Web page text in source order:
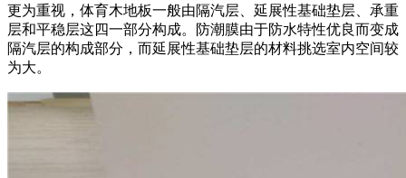
更为重视，体育木地板一般由隔汽层、延展性基础垫层、承重
层和平稳层这四一部分构成。防潮膜由于防水特性优良而变成
隔汽层的构成部分，而延展性基础垫层的材料挑选室内空间较
为大。